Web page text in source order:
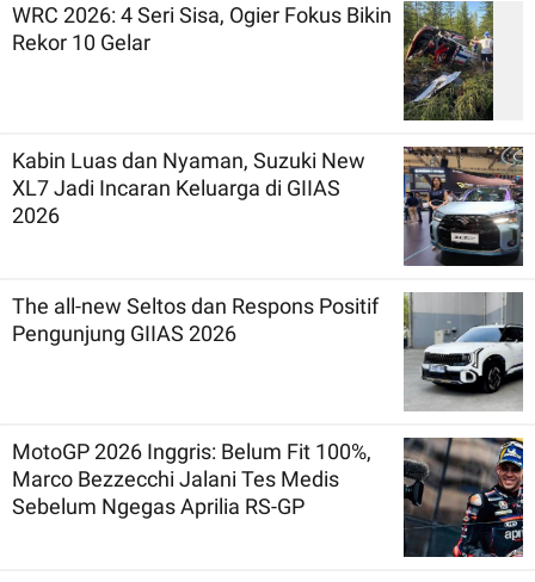
WRC 2026: 4 Seri Sisa, Ogier Fokus Bikin
Rekor 10 Gelar
Kabin Luas dan Nyaman, Suzuki New
XL7 Jadi Incaran Keluarga di GIIAS
2026
The all-new Seltos dan Respons Positif
Pengunjung GIIAS 2026
MotoGP 2026 Inggris: Belum Fit 100%,
Marco Bezzecchi Jalani Tes Medis
Sebelum Ngegas Aprilia RS-GP